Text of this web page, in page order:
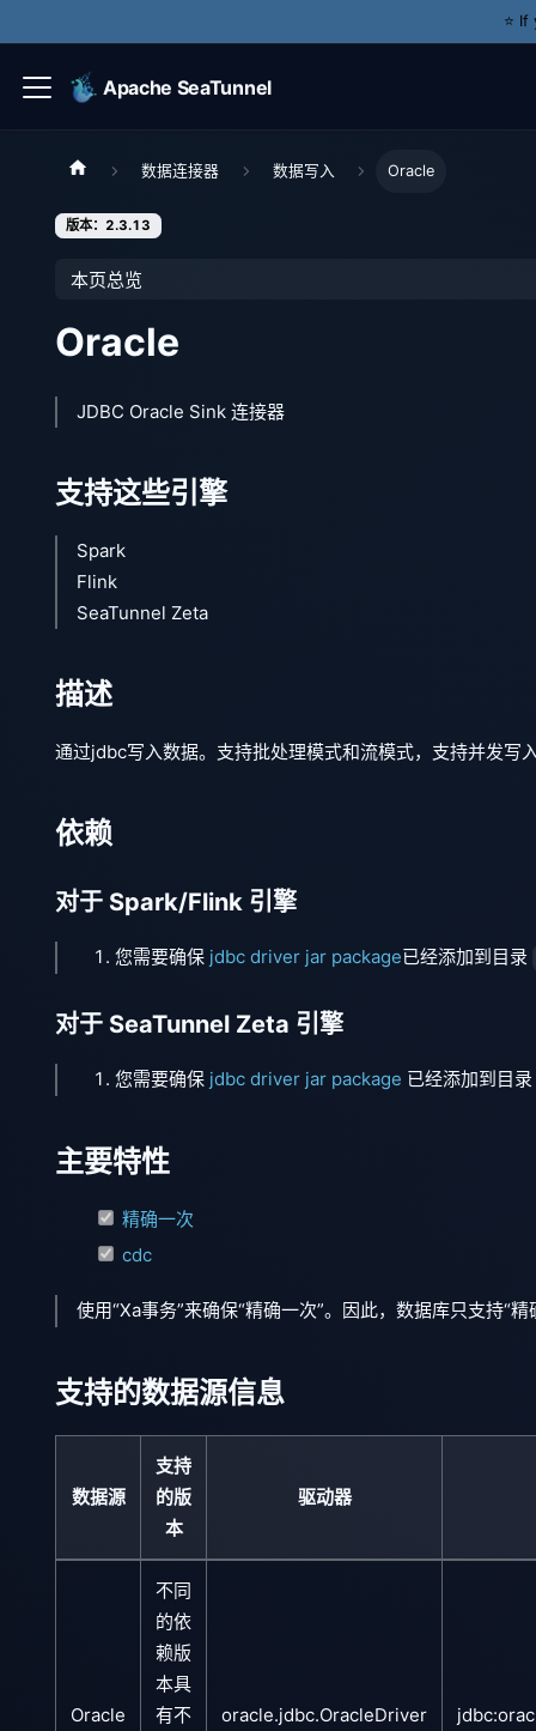
⭐️
Apache SeaTunnel
数据连接器 数据写入 Oracle
版本：2.3.13
本页总览
Oracle
JDBC Oracle Sink 连接器
支持这些引擎
Spark
Flink
SeaTunnel Zeta
描述
通过jdbc写入数据。支持批处理模式和流模式，支持并发写
依赖
对于 Spark/Flink 引擎
您需要确保 jdbc driver jar package已经添加到目录
对于 SeaTunnel Zeta 引擎
您需要确保 jdbc driver jar package 已经添加到目录
主要特性
精确一次
cdc
使用“Xa事务”来确保“精确一次”。因此，数据库只支持“
支持的数据源信息
数据源
支持
的版
本
驱动器
Oracle
不同
的依
赖版
本具
有不
oracle.jdbc.OracleDriver